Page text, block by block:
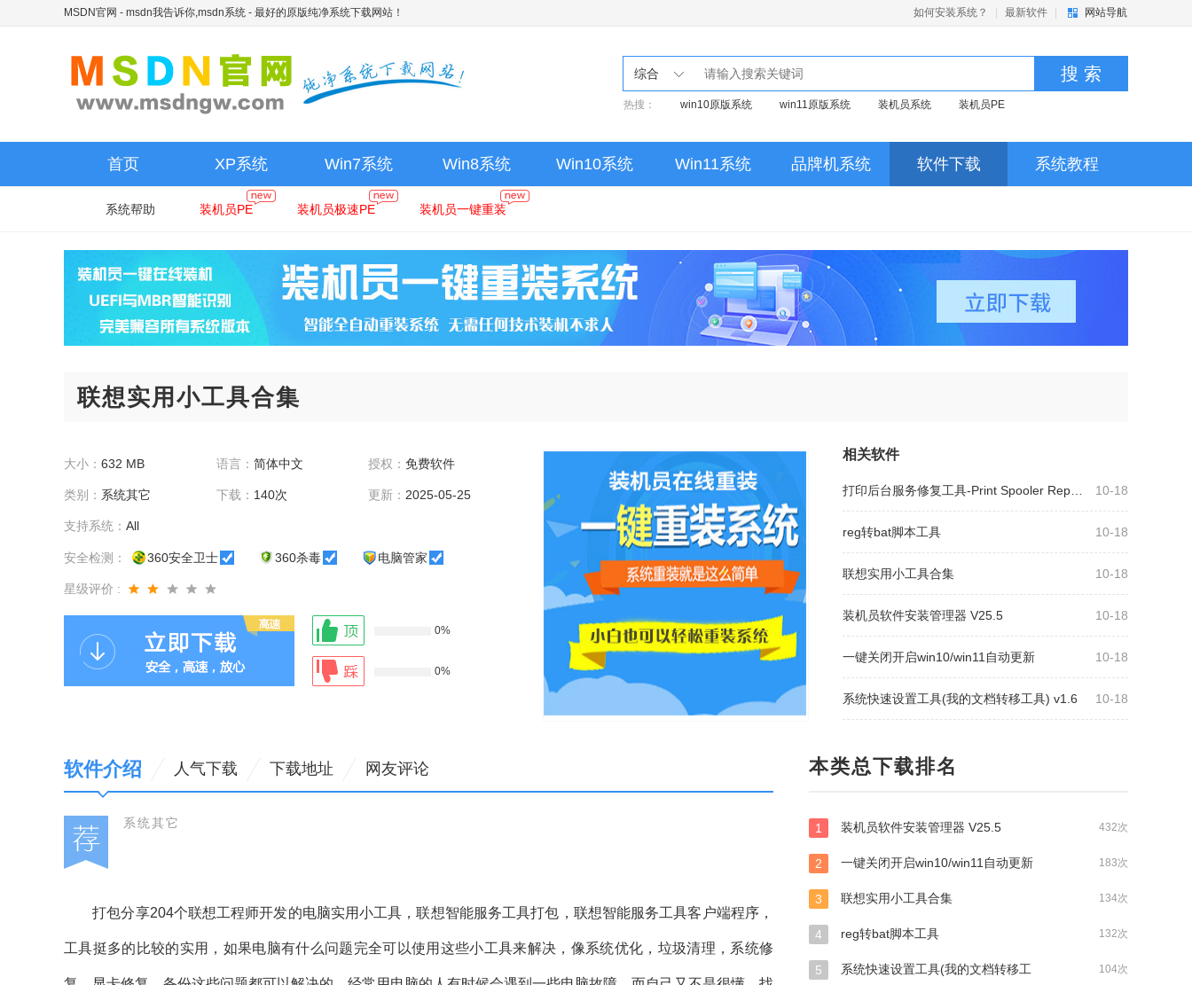
MSDN官网 - msdn我告诉你,msdn系统 - 最好的原版纯净系统下载网站！ 如何安装系统？ 最新软件 网站导航
综合 搜 索
热搜： win10原版系统 win11原版系统 装机员系统 装机员PE
首页 XP系统 Win7系统 Win8系统 Win10系统 Win11系统 品牌机系统 软件下载 系统教程
系统帮助 装机员PE 装机员极速PE 装机员一键重装
联想实用小工具合集
大小： 632 MB 语言： 简体中文 授权：免费软件
类别： 系统其它 下载： 140次 更新： 2025-05-25
支持系统： All
安全检测： 360安全卫士 360杀毒 电脑管家
星级评价 :
0%
0%
相关软件
10-18
10-18
reg转bat脚本工具
10-18
联想实用小工具合集
10-18
装机员软件安装管理器 V25.5
10-18
一键关闭开启win10/win11自动更新
10-18
系统快速设置工具(我的文档转移工具) v1.6
软件介绍 人气下载 下载地址 网友评论
系统其它
打包分享204个联想工程师开发的电脑实用小工具，联想智能服务工具打包，联想智能服务工具客户端程序，
工具挺多的比较的实用，如果电脑有什么问题完全可以使用这些小工具来解决，像系统优化，垃圾清理，系统修
本类总下载排名
432次
1 装机员软件安装管理器 V25.5
183次
2 一键关闭开启win10/win11自动更新
134次
3 联想实用小工具合集
132次
4 reg转bat脚本工具
104次
5 系统快速设置工具(我的文档转移工